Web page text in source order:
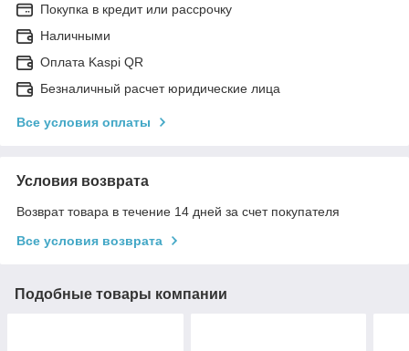
Покупка в кредит или рассрочку
Наличными
Оплата Kaspi QR
Безналичный расчет юридические лица
Все условия оплаты
Условия возврата
Возврат товара в течение 14 дней за счет покупателя
Все условия возврата
Подобные товары компании